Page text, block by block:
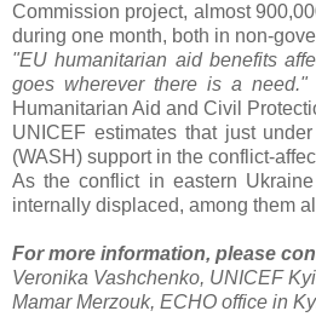
Commission project, almost
during one month, both in non-
"EU humanitarian aid benefits
goes wherever there is a need."
Humanitarian Aid and Civil
UNICEF estimates that just
(WASH) support in the conflict-
As the conflict in eastern
internally displaced, among them
For more information, please
Veronika Vashchenko, UNICEF
Mamar Merzouk, ECHO office in